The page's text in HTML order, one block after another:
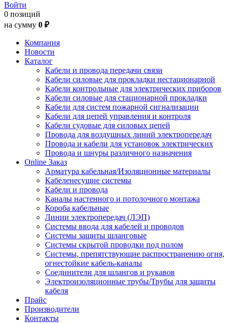
Войти
0 позиций
на сумму 0 ₽
Компания
Новости
Каталог
Кабели и провода передачи связи
Кабели силовые для прокладки нестационарной
Кабели контрольные для электрических приборов
Кабели силовые для стационарной прокладки
Кабели для систем пожарной сигнализации
Кабели для цепей управления и контроля
Кабели судовые для силовых цепей
Провода для воздушных линий электропередач
Провода и кабели для установок электрических
Провода и шнуры различного назначения
Online Заказ
Арматура кабельная/Изоляционные материалы
Кабеленесущие системы
Кабели и провода
Каналы настенного и потолочного монтажа
Короба кабельные
Линии электропередач (ЛЭП)
Системы ввода для кабелей и проводов
Системы защиты шланговые
Системы скрытой проводки под полом
Системы, препятствующие распространению огня,
огнестойкие кабель-каналы
Соединители для шлангов и рукавов
Электроизоляционные трубы/Трубы для защиты
кабеля
Прайс
Производители
Контакты